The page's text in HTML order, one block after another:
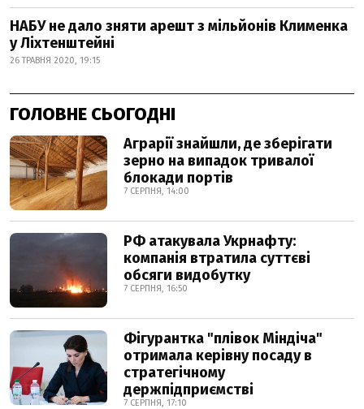
НАБУ не дало зняти арешт з мільйонів Клименка
у Ліхтенштейні
26 ТРАВНЯ 2020, 19:15
ГОЛОВНЕ СЬОГОДНІ
Аграрії знайшли, де зберігати
зерно на випадок тривалої
блокади портів
7 СЕРПНЯ, 14:00
РФ атакувала Укрнафту:
компанія втратила суттєві
обсяги видобутку
7 СЕРПНЯ, 16:50
Фігурантка "плівок Міндіча"
отримала керівну посаду в
стратегічному
держпідприємстві
7 СЕРПНЯ, 17:10